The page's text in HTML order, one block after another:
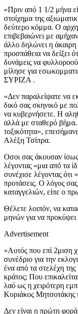
«Πριν από 1 1/2 μήνα
στοίχημα της
δεύτερο κόμμα. Ο
επιβεβαιώνει με
άλλο δηλώνει η
προσπάθεια να δείξει
δυνάμεις να
μίλησε για
ΣΥΡΙΖΑ .
«Δεν παραλείψατε να
δικό σας σκηνικό με
να κυβερνήσετε. Η
αλλά με σταθερό βήμα.
τοξικότητα»,
Αλέξη Τσίπρα.
Οσοι σας άκουσαν
λέγοντας «μια από τα
συνέχισε λέγοντας ότι
προτάσεις. Ο λόγος
καταγγελιών, είπε ο
Θέλετε λοιπόν, να
μηνών για να προκύψει
Advertisement
«Αυτός που επί 2μιση
συνέδριο για την
ένα από τα στελέχη
κράτος; Που
λαό ως η χειρότερη
Κυριάκος Μητσοτάκης
Δεν είναι η πρώτη